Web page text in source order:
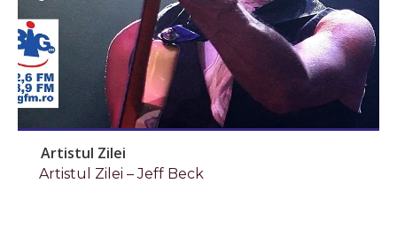
Artistul Zilei
Artistul Zilei – Jeff Beck